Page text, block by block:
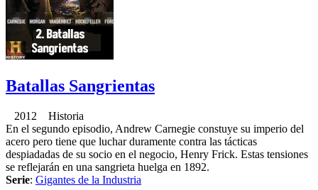
Batallas Sangrientas
2012 Historia
En el segundo episodio, Andrew Carnegie constuye su imperio del
acero pero tiene que luchar duramente contra las tácticas
despiadadas de su socio en el negocio, Henry Frick. Estas tensiones
se reflejarán en una sangrieta huelga en 1892.
Serie: Gigantes de la Industria